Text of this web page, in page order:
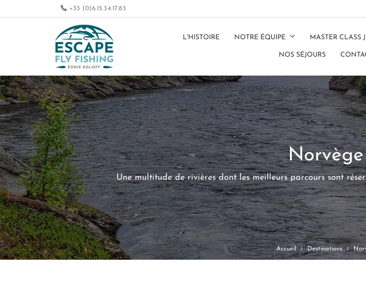
+33 (0)6.15.34.17.83
L'HISTOIRE NOTRE ÉQUIPE MASTER CLASS
NOS SÉJOURS
Norvège
Une multitude de rivières dont les meilleurs parcours sont
Accueil Destinations